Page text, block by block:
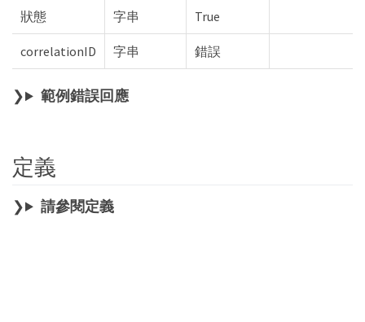
狀態 字串 True
correlationID 字串 錯誤
範例錯誤回應
定義
請參閱定義